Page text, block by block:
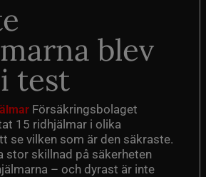
blev
test
Försäkringsbolaget
15 ridhjälmar i olika
se vilken som är den säkraste.
stor skillnad på säkerheten
– och dyrast är inte